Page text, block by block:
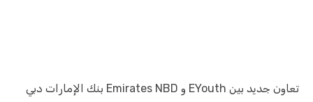
تعاون جديد بين EYouth و Emirates NBD بنك الإمارات دبي